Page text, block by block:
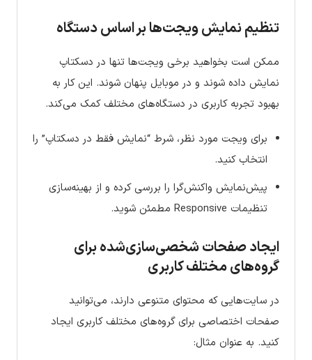
تنظیم نمایش ویجت‌ها بر اساس دستگاه
ممکن است بخواهید برخی ویجت‌ها تنها در دسکتاپ
نمایش داده شوند و در موبایل پنهان شوند. این کار به
بهبود تجربه کاربری در دستگاه‌های مختلف کمک می‌کند.
برای ویجت مورد نظر، شرط “نمایش فقط در دسکتاپ” را
انتخاب کنید.
پیش‌نمایش واکنش‌گرا را بررسی کرده و از بهینه‌سازی
تنظیمات Responsive مطمئن شوید.
ایجاد صفحات شخصی‌سازی‌شده برای
گروه‌های مختلف کاربری
در سایت‌هایی که محتوای متنوعی دارند، می‌توانید
صفحات اختصاصی برای گروه‌های مختلف کاربری ایجاد
کنید. به عنوان مثال: